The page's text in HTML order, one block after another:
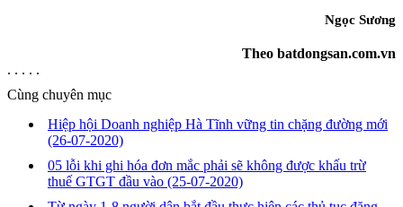
Ngọc Sương
Theo batdongsan.com.vn
. . . . .
Cùng chuyên mục
Hiệp hội Doanh nghiệp Hà Tĩnh vững tin chặng đường mới
(26-07-2020)
05 lỗi khi ghi hóa đơn mắc phải sẽ không được khấu trừ
thuế GTGT đầu vào (25-07-2020)